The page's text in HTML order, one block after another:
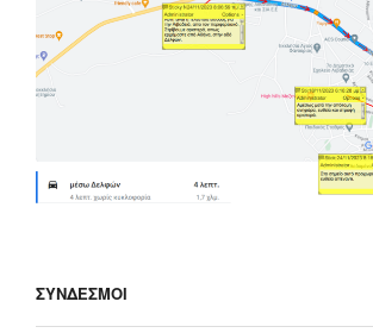
ΣΎΝΔΕΣΜΟΙ